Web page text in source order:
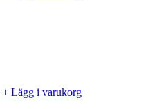
+ Lägg i varukorg